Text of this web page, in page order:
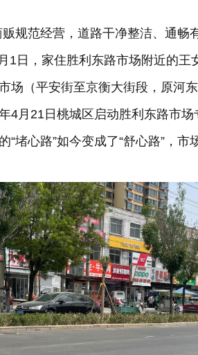
规范经营，道路干净整洁、通畅
1日，家住胜利东路市场附近的
场（平安街至京衡大街段，原河
4月21日桃城区启动胜利东路市
“堵心路”如今变成了“舒心路”，市